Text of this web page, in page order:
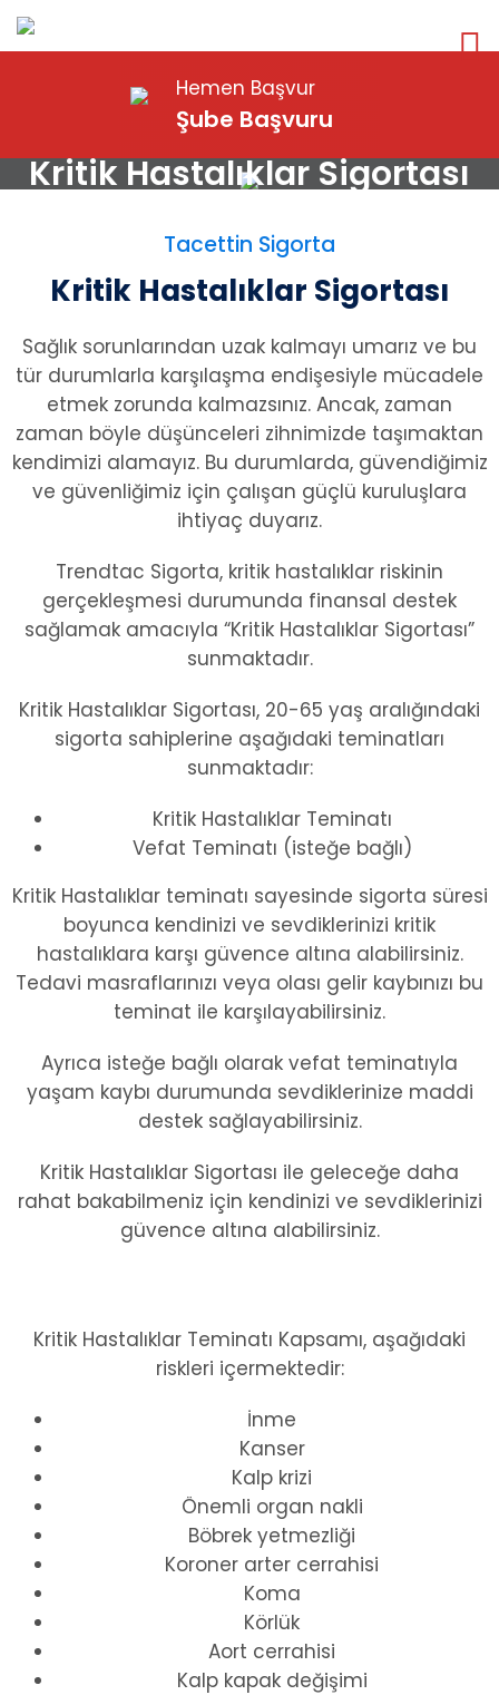
Hemen Başvur
Şube Başvuru
Kritik Hastalıklar Sigortası
Tacettin Sigorta
Kritik Hastalıklar Sigortası
Sağlık sorunlarından uzak kalmayı umarız ve bu
tür durumlarla karşılaşma endişesiyle mücadele
etmek zorunda kalmazsınız. Ancak, zaman
zaman böyle düşünceleri zihnimizde taşımaktan
kendimizi alamayız. Bu durumlarda, güvendiğimiz
ve güvenliğimiz için çalışan güçlü kuruluşlara
ihtiyaç duyarız.
Trendtac Sigorta, kritik hastalıklar riskinin
gerçekleşmesi durumunda finansal destek
sağlamak amacıyla “Kritik Hastalıklar Sigortası”
sunmaktadır.
Kritik Hastalıklar Sigortası, 20-65 yaş aralığındaki
sigorta sahiplerine aşağıdaki teminatları
sunmaktadır:
Kritik Hastalıklar Teminatı
Vefat Teminatı (isteğe bağlı)
Kritik Hastalıklar teminatı sayesinde sigorta süresi
boyunca kendinizi ve sevdiklerinizi kritik
hastalıklara karşı güvence altına alabilirsiniz.
Tedavi masraflarınızı veya olası gelir kaybınızı bu
teminat ile karşılayabilirsiniz.
Ayrıca isteğe bağlı olarak vefat teminatıyla
yaşam kaybı durumunda sevdiklerinize maddi
destek sağlayabilirsiniz.
Kritik Hastalıklar Sigortası ile geleceğe daha
rahat bakabilmeniz için kendinizi ve sevdiklerinizi
güvence altına alabilirsiniz.
Kritik Hastalıklar Teminatı Kapsamı, aşağıdaki
riskleri içermektedir:
İnme
Kanser
Kalp krizi
Önemli organ nakli
Böbrek yetmezliği
Koroner arter cerrahisi
Koma
Körlük
Aort cerrahisi
Kalp kapak değişimi